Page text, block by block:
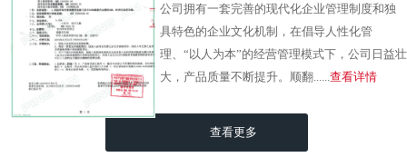
公司拥有一套完善的现代化企业管理制度和独
具特色的企业文化机制，在倡导人性化管
理、“以人为本”的经营管理模式下，公司日益壮
大，产品质量不断提升。顺翻...... 查看详情
查看更多